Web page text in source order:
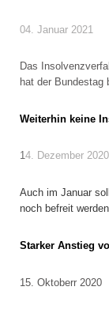
04. Januar 2021
Das
hat der Bundestag
Weiterhin keine
14. Dezember 2020
Auch im Januar
noch befreit
Starker Anstieg
15. Oktoberr 2020